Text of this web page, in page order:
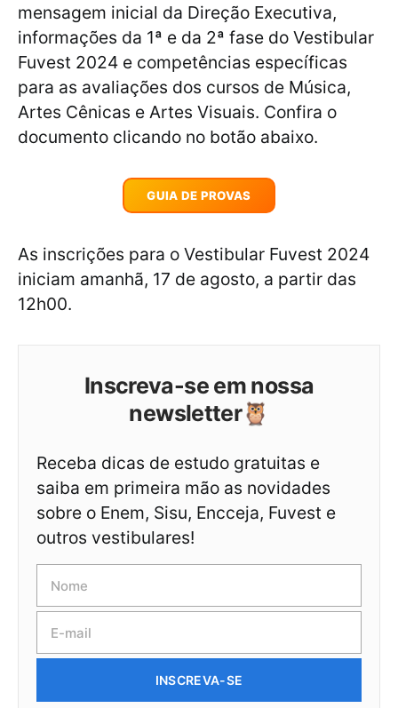
mensagem inicial da Direção Executiva,
informações da 1ª e da 2ª fase do Vestibular
Fuvest 2024 e competências específicas
para as avaliações dos cursos de Música,
Artes Cênicas e Artes Visuais. Confira o
documento clicando no botão abaixo.
GUIA DE PROVAS
As inscrições para o Vestibular Fuvest 2024
iniciam amanhã, 17 de agosto, a partir das
12h00.
Inscreva-se em nossa
newsletter🦉
Receba dicas de estudo gratuitas e
saiba em primeira mão as novidades
sobre o Enem, Sisu, Encceja, Fuvest e
outros vestibulares!
INSCREVA-SE